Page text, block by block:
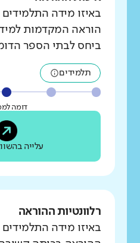
באיזו מידה
הוראה המקדמות
ביחס לבתי הספר
תלמידים
דומה
עלייה
רלוונטיות ההוראה
באיזו מידה התלמידים